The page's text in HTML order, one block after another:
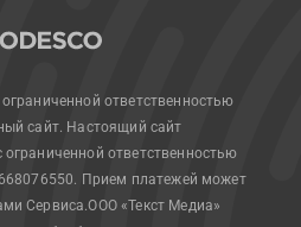
ответственностью
сайт. Настоящий сайт
ответственностью
Прием платежей может
Сервиса.ООО «Текст Медиа»